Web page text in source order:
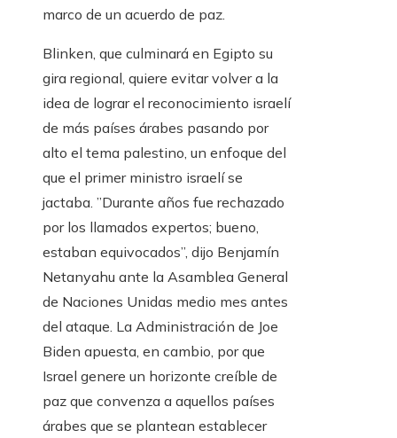
marco de un acuerdo de paz.
Blinken, que culminará en Egipto su
gira regional, quiere evitar volver a la
idea de lograr el reconocimiento israelí
de más países árabes pasando por
alto el tema palestino, un enfoque del
que el primer ministro israelí se
jactaba. ”Durante años fue rechazado
por los llamados expertos; bueno,
estaban equivocados”, dijo Benjamín
Netanyahu ante la Asamblea General
de Naciones Unidas medio mes antes
del ataque. La Administración de Joe
Biden apuesta, en cambio, por que
Israel genere un horizonte creíble de
paz que convenza a aquellos países
árabes que se plantean establecer